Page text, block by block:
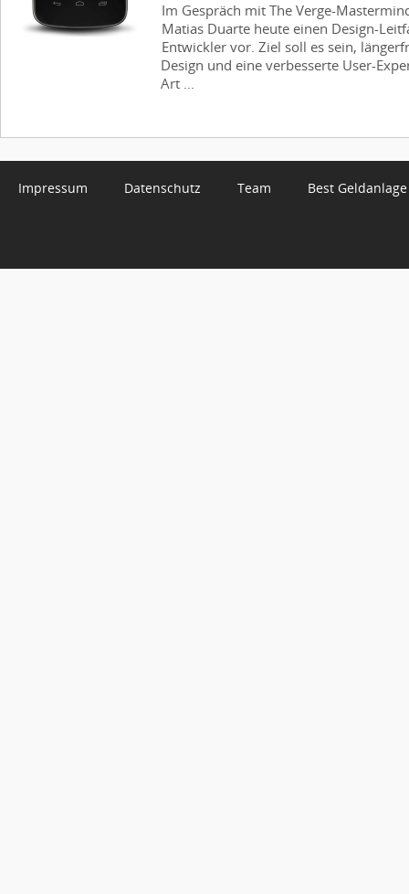
Im Gespräch mit The Verge-
Matias Duarte heute einen Design-
Entwickler vor. Ziel soll es sein,
Design und eine verbesserte User-
Art ...
Impressum Datenschutz Team Best Geldanlage